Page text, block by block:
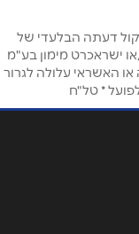
דעתה הבלעדי של
ישראכרט מימון בע"מ
או האשראי עלולה לגרור
* טל"ח